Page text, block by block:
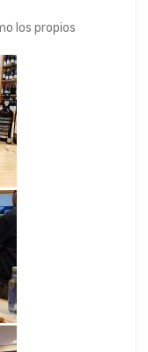
los propios